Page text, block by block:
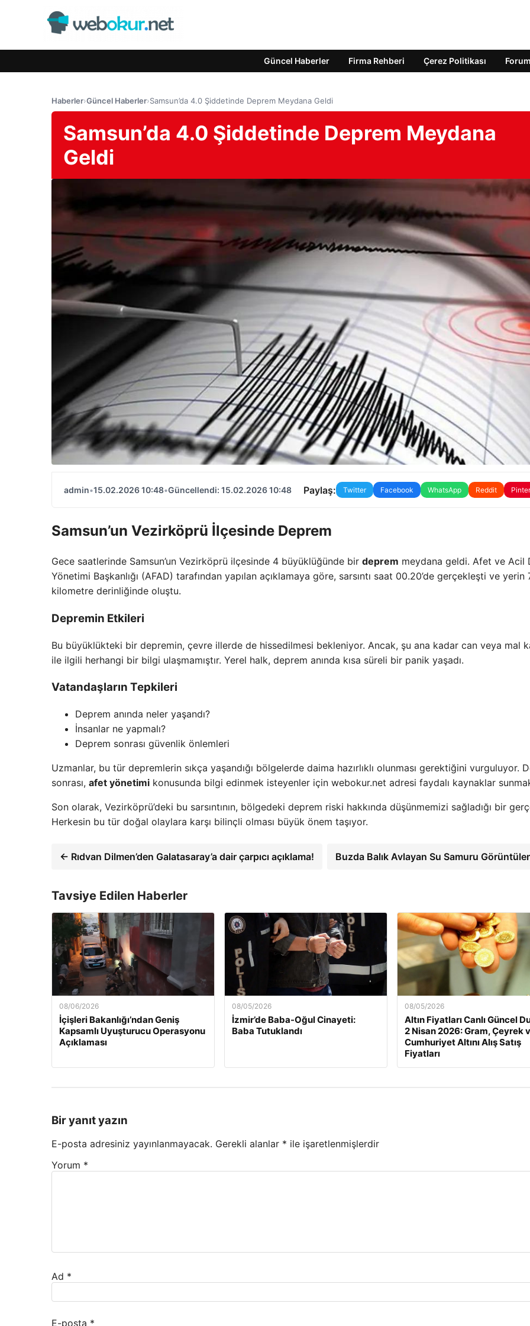
Güncel Haberler Firma Rehberi Çerez Politikası Forum
Haberler›Güncel Haberler›Samsun’da 4.0 Şiddetinde Deprem Meydana Geldi
Samsun’da 4.0 Şiddetinde Deprem Meydana
Geldi
admin•15.02.2026 10:48•Güncellendi: 15.02.2026 10:48 Paylaş: Twitter Facebook WhatsApp Reddit
Samsun’un Vezirköprü İlçesinde Deprem
Gece saatlerinde Samsun’un Vezirköprü ilçesinde 4 büyüklüğünde bir deprem meydana geldi. Afet ve Acil
Yönetimi Başkanlığı (AFAD) tarafından yapılan açıklamaya göre, sarsıntı saat 00.20’de gerçekleşti ve yerin
kilometre derinliğinde oluştu.
Depremin Etkileri
Bu büyüklükteki bir depremin, çevre illerde de hissedilmesi bekleniyor. Ancak, şu ana kadar can veya mal
ile ilgili herhangi bir bilgi ulaşmamıştır. Yerel halk, deprem anında kısa süreli bir panik yaşadı.
Vatandaşların Tepkileri
Deprem anında neler yaşandı?
İnsanlar ne yapmalı?
Deprem sonrası güvenlik önlemleri
Uzmanlar, bu tür depremlerin sıkça yaşandığı bölgelerde daima hazırlıklı olunması gerektiğini vurguluyor.
sonrası, afet yönetimi konusunda bilgi edinmek isteyenler için webokur.net adresi faydalı kaynaklar
Son olarak, Vezirköprü’deki bu sarsıntının, bölgedeki deprem riski hakkında düşünmemizi sağladığı bir
Herkesin bu tür doğal olaylara karşı bilinçli olması büyük önem taşıyor.
← Rıdvan Dilmen’den Galatasaray’a dair çarpıcı açıklama! Buzda Balık Avlayan Su Samuru
Tavsiye Edilen Haberler
08/06/2026
İçişleri Bakanlığı’ndan Geniş
Kapsamlı Uyuşturucu Operasyonu
Açıklaması
08/05/2026
İzmir’de Baba-Oğul Cinayeti:
Baba Tutuklandı
08/05/2026
Altın Fiyatları Canlı Güncel
2 Nisan 2026: Gram, Çeyrek
Cumhuriyet Altını Alış Satış
Fiyatları
Bir yanıt yazın
E-posta adresiniz yayınlanmayacak. Gerekli alanlar * ile işaretlenmişlerdir
Yorum *
Ad *
E-posta *